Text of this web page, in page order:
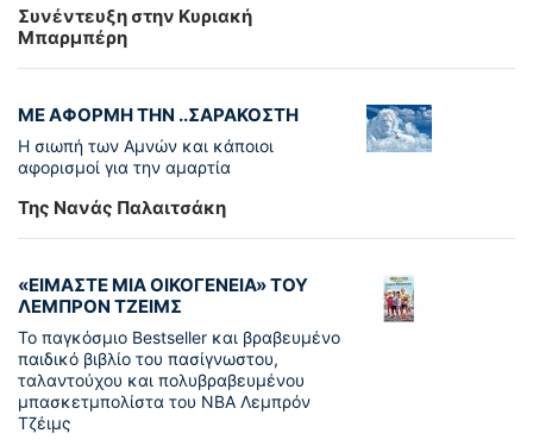
Συνέντευξη στην Κυριακή
Μπαρμπέρη
ΜΕ ΑΦΟΡΜΗ ΤΗΝ ..ΣΑΡΑΚΟΣΤΗ
Η σιωπή των Αμνών και κάποιοι
αφορισμοί για την αμαρτία
Της Νανάς Παλαιτσάκη
«ΕΙΜΑΣΤΕ ΜΙΑ ΟΙΚΟΓΕΝΕΙΑ» ΤΟΥ
ΛΕΜΠΡΟΝ ΤΖΕΙΜΣ
To παγκόσµιο Bestseller και βραβευµένο
παιδικό βιβλίο του πασίγνωστου,
ταλαντούχου και πολυβραβευµένου
µπασκετµπολίστα του NBA Λεµπρόν
Τζέιμς